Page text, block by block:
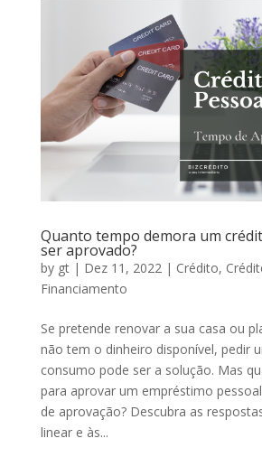
Quanto tempo demora um
ser aprovado?
by gt| Dez 11, 2022| Crédito,
Financiamento
Se pretende renovar a sua casa ou
não tem o dinheiro disponível, pedir
consumo pode ser a solução. Mas
para aprovar um empréstimo
de aprovação? Descubra as
linear e às...